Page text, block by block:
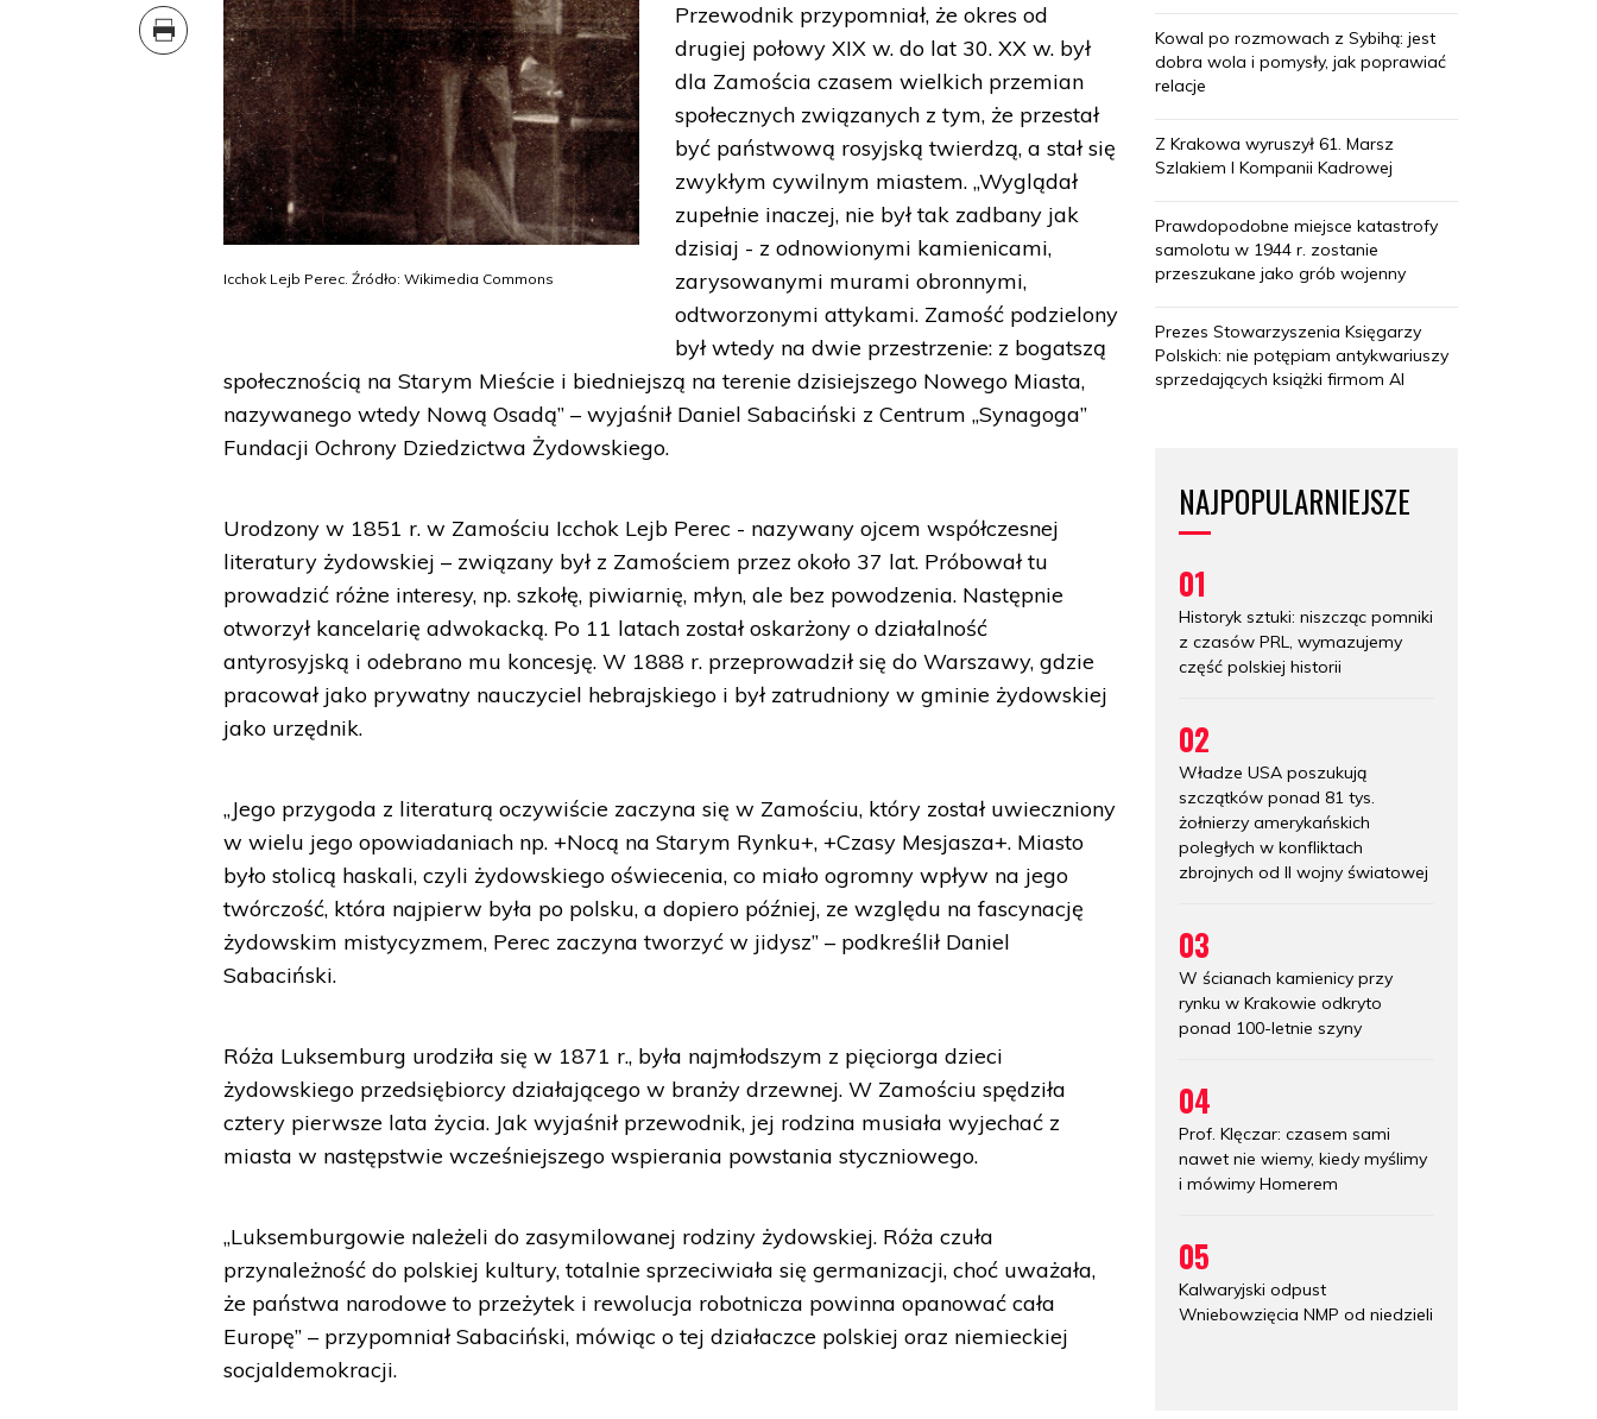
Icchok Lejb Perec. Źródło: Wikimedia Commons
Przewodnik przypomniał, że okres od
drugiej połowy XIX w. do lat 30. XX w. był
dla Zamościa czasem wielkich przemian
społecznych związanych z tym, że przestał
być państwową rosyjską twierdzą, a stał się
zwykłym cywilnym miastem. „Wyglądał
zupełnie inaczej, nie był tak zadbany jak
dzisiaj - z odnowionymi kamienicami,
zarysowanymi murami obronnymi,
odtworzonymi attykami. Zamość podzielony
był wtedy na dwie przestrzenie: z bogatszą
społecznością na Starym Mieście i biedniejszą na terenie dzisiejszego Nowego Miasta,
nazywanego wtedy Nową Osadą” – wyjaśnił Daniel Sabaciński z Centrum „Synagoga”
Fundacji Ochrony Dziedzictwa Żydowskiego.
Urodzony w 1851 r. w Zamościu Icchok Lejb Perec - nazywany ojcem współczesnej
literatury żydowskiej – związany był z Zamościem przez około 37 lat. Próbował tu
prowadzić różne interesy, np. szkołę, piwiarnię, młyn, ale bez powodzenia. Następnie
otworzył kancelarię adwokacką. Po 11 latach został oskarżony o działalność
antyrosyjską i odebrano mu koncesję. W 1888 r. przeprowadził się do Warszawy, gdzie
pracował jako prywatny nauczyciel hebrajskiego i był zatrudniony w gminie żydowskiej
jako urzędnik.
„Jego przygoda z literaturą oczywiście zaczyna się w Zamościu, który został uwieczniony
w wielu jego opowiadaniach np. +Nocą na Starym Rynku+, +Czasy Mesjasza+. Miasto
było stolicą haskali, czyli żydowskiego oświecenia, co miało ogromny wpływ na jego
twórczość, która najpierw była po polsku, a dopiero później, ze względu na fascynację
żydowskim mistycyzmem, Perec zaczyna tworzyć w jidysz” – podkreślił Daniel
Sabaciński.
Róża Luksemburg urodziła się w 1871 r., była najmłodszym z pięciorga dzieci
żydowskiego przedsiębiorcy działającego w branży drzewnej. W Zamościu spędziła
cztery pierwsze lata życia. Jak wyjaśnił przewodnik, jej rodzina musiała wyjechać z
miasta w następstwie wcześniejszego wspierania powstania styczniowego.
„Luksemburgowie należeli do zasymilowanej rodziny żydowskiej. Róża czuła
przynależność do polskiej kultury, totalnie sprzeciwiała się germanizacji, choć uważała,
że państwa narodowe to przeżytek i rewolucja robotnicza powinna opanować cała
Europę” – przypomniał Sabaciński, mówiąc o tej działaczce polskiej oraz niemieckiej
socjaldemokracji.
Kowal po rozmowach z Sybihą: jest
dobra wola i pomysły, jak poprawiać
relacje
Z Krakowa wyruszył 61. Marsz
Szlakiem I Kompanii Kadrowej
Prawdopodobne miejsce katastrofy
samolotu w 1944 r. zostanie
przeszukane jako grób wojenny
Prezes Stowarzyszenia Księgarzy
Polskich: nie potępiam antykwariuszy
sprzedających książki firmom AI
NAJPOPULARNIEJSZE
01
Historyk sztuki: niszcząc pomniki
z czasów PRL, wymazujemy
część polskiej historii
02
Władze USA poszukują
szczątków ponad 81 tys.
żołnierzy amerykańskich
poległych w konfliktach
zbrojnych od II wojny światowej
03
W ścianach kamienicy przy
rynku w Krakowie odkryto
ponad 100-letnie szyny
04
Prof. Klęczar: czasem sami
nawet nie wiemy, kiedy myślimy
i mówimy Homerem
05
Kalwaryjski odpust
Wniebowzięcia NMP od niedzieli